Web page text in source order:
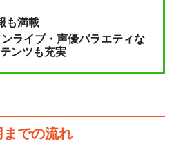
も満載
ライブ・声優バラエティな
ンツも充実
までの流れ